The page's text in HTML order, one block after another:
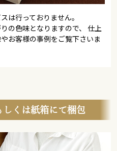
は行っておりません。
の色味となりますので、 仕上
お客様の事例をご覧下さいま
くは紙箱にて梱包